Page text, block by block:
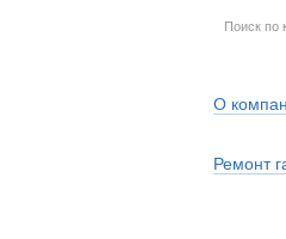
О
Ремонт